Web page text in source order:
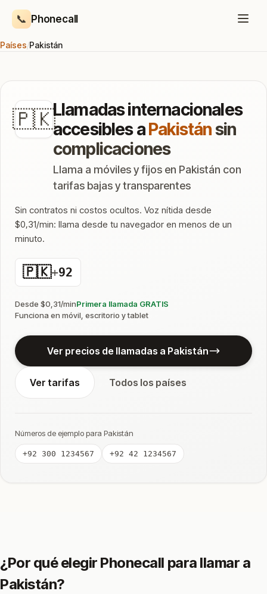
📞 Phonecall
Países/Pakistán
🇵🇰Llamadas internacionales
accesibles aPakistánsin
complicaciones
Llama a móviles y fijos en Pakistán con
tarifas bajas y transparentes
Sin contratos ni costos ocultos. Voz nítida desde
$0,31/min: llama desde tu navegador en menos de un
minuto.
🇵🇰+92
Desde $0,31/minPrimera llamada GRATIS
Funciona en móvil, escritorio y tablet
Ver precios de llamadas a Pakistán
Ver tarifas Todos los países
Números de ejemplo para Pakistán
+92 300 1234567 +92 42 1234567
¿Por qué elegir Phonecall para llamar a
Pakistán?